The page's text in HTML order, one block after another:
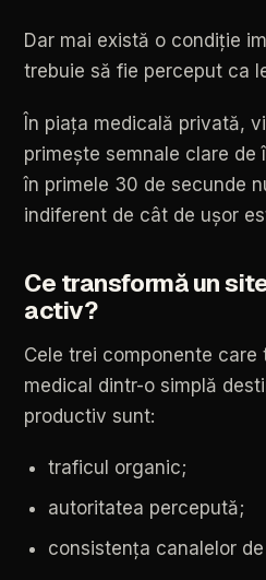
Dar mai există o condiție
trebuie să fie perceput ca
În piața medicală privată,
primește semnale clare de
în primele 30 de secunde
indiferent de cât de ușor
Ce transformăun
activ?
Cele trei componente care
medical dintr-o simplă
productiv sunt:
traficul organic;
autoritatea percepută;
consistența canalelor de